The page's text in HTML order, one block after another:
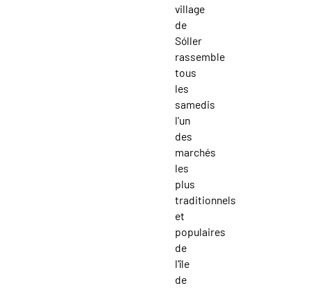
village
de
Sóller
rassemble
tous
les
samedis
l'un
des
marchés
les
plus
traditionnels
et
populaires
de
l'île
de